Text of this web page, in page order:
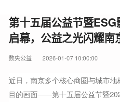
第十五届公益节暨
启幕，公益之光闪耀南
数央公益 2026-01-07 10:00:00
近日，南京多个核心商圈与城市
目的画面——第十五届公益节暨